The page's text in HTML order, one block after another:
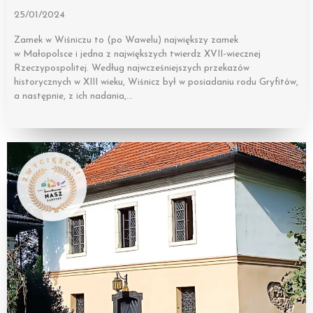
25/01/2024
Zamek w Wiśniczu to (po Wawelu) największy zamek
w Małopolsce i jedna z największych twierdz XVII-wiecznej
Rzeczypospolitej. Według najwcześniejszych przekazów
historycznych w XIII wieku, Wiśnicz był w posiadaniu rodu Gryfitów,
a następnie, z ich nadania,…